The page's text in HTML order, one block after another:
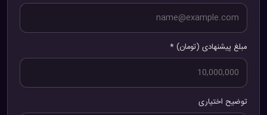
مبلغ پیشنهادی (تومان) *
توضیح اختیاری